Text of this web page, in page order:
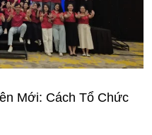
Mới: Cách Tổ Chức